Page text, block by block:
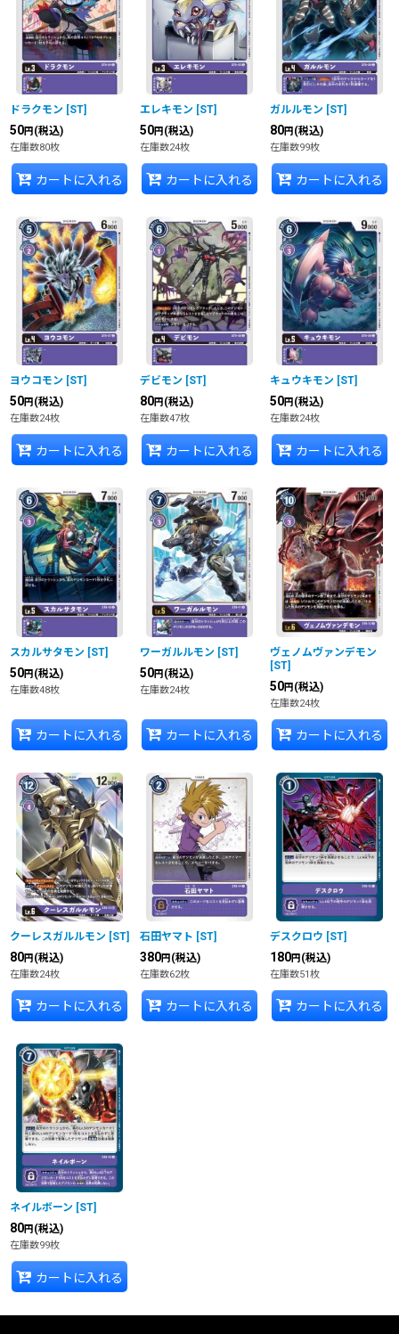
ドラクモン [ST]
50円 (税込)
在庫数80枚
カートに入れる
エレキモン [ST]
50円 (税込)
在庫数24枚
カートに入れる
ガルルモン [ST]
80円 (税込)
在庫数99枚
カートに入れる
ヨウコモン [ST]
50円 (税込)
在庫数24枚
カートに入れる
デビモン [ST]
80円 (税込)
在庫数47枚
カートに入れる
キュウキモン [ST]
50円 (税込)
在庫数24枚
カートに入れる
スカルサタモン [ST]
50円 (税込)
在庫数48枚
カートに入れる
ワーガルルモン [ST]
50円 (税込)
在庫数24枚
カートに入れる
ヴェノムヴァンデモン
[ST]
50円 (税込)
在庫数24枚
カートに入れる
クーレスガルルモン [ST]
80円 (税込)
在庫数24枚
カートに入れる
石田ヤマト [ST]
380円 (税込)
在庫数62枚
カートに入れる
デスクロウ [ST]
180円 (税込)
在庫数51枚
カートに入れる
ネイルボーン [ST]
80円 (税込)
在庫数99枚
カートに入れる